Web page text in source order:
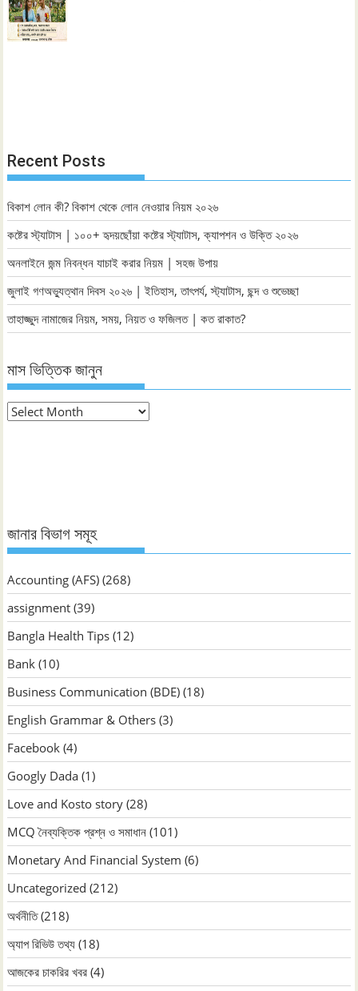
Recent Posts
বিকাশ লোন কী? বিকাশ থেকে লোন নেওয়ার নিয়ম ২০২৬
কষ্টের স্ট্যাটাস | ১০০+ হৃদয়ছোঁয়া কষ্টের স্ট্যাটাস, ক্যাপশন ও উক্তি ২০২৬
অনলাইনে জন্ম নিবন্ধন যাচাই করার নিয়ম | সহজ উপায়
জুলাই গণঅভ্যুত্থান দিবস ২০২৬ | ইতিহাস, তাৎপর্য, স্ট্যাটাস, ছন্দ ও শুভেচ্ছা
তাহাজ্জুদ নামাজের নিয়ম, সময়, নিয়ত ও ফজিলত | কত রাকাত?
মাস ভিত্তিক জানুন
মাস
জানার বিভাগ সমূহ
Accounting (AFS) (268)
assignment (39)
Bangla Health Tips (12)
Bank (10)
Business Communication (BDE) (18)
English Grammar & Others (3)
Facebook (4)
Googly Dada (1)
Love and Kosto story (28)
MCQ নৈব্যক্তিক প্রশ্ন ও সমাধান (101)
Monetary And Financial System (6)
Uncategorized (212)
অর্থনীতি(218)
অ্যাপ রিভিউ তথ্য (18)
আজকের চাকরির খবর (4)